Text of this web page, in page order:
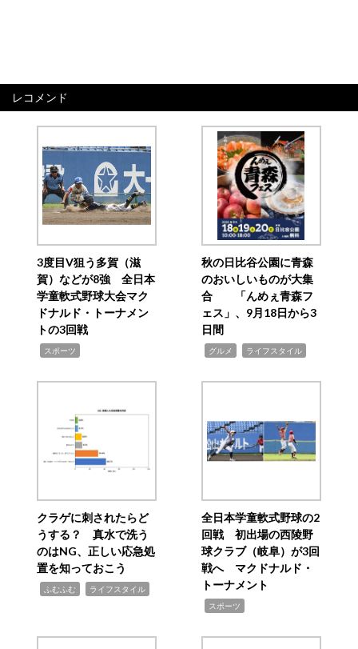
レコメンド
3度目V狙う多賀（滋
賀）などが8強 全日本
学童軟式野球大会マク
ドナルド・トーナメン
トの3回戦
スポーツ
秋の日比谷公園に青森
のおいしいものが大集
合 「んめぇ青森フ
ェス」、9月18日から3
日間
グルメ ライフスタイル
クラゲに刺されたらど
うする？ 真水で洗う
のはNG、正しい応急処
置を知っておこう
ふむふむ ライフスタイル
全日本学童軟式野球の2
回戦 初出場の西陵野
球クラブ（岐阜）が3回
戦へ マクドナルド・
トーナメント
スポーツ